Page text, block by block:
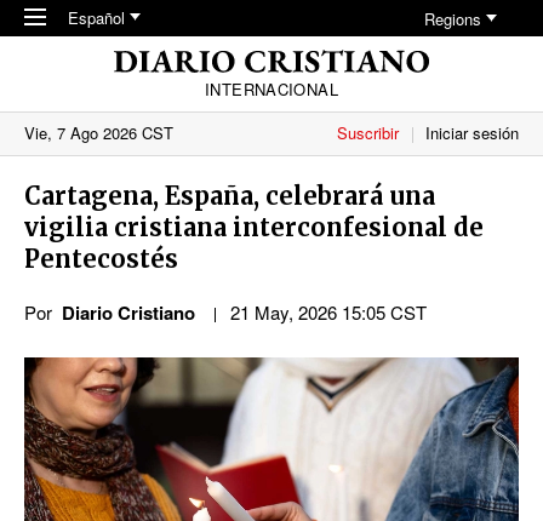
Skip to main content
Español Regions
INTERNACIONAL
Vie, 7 Ago 2026 CST
Suscribir Iniciar sesión
Cartagena, España, celebrará una
vigilia cristiana interconfesional de
Pentecostés
Por Diario Cristiano 21 May, 2026 15:05 CST